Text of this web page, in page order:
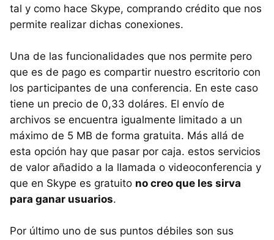
tal y como hace Skype, comprando crédito que nos
permite realizar dichas conexiones.
Una de las funcionalidades que nos permite pero
que es de pago es compartir nuestro escritorio con
los participantes de una conferencia. En este caso
tiene un precio de 0,33 doláres. El envío de
archivos se encuentra igualmente limitado a un
máximo de 5 MB de forma gratuita. Más allá de
esta opción hay que pasar por caja. estos servicios
de valor añadido a la llamada o videoconferencia y
que en Skype es gratuito no creo que les sirva
para ganar usuarios.
Por último uno de sus puntos débiles son sus